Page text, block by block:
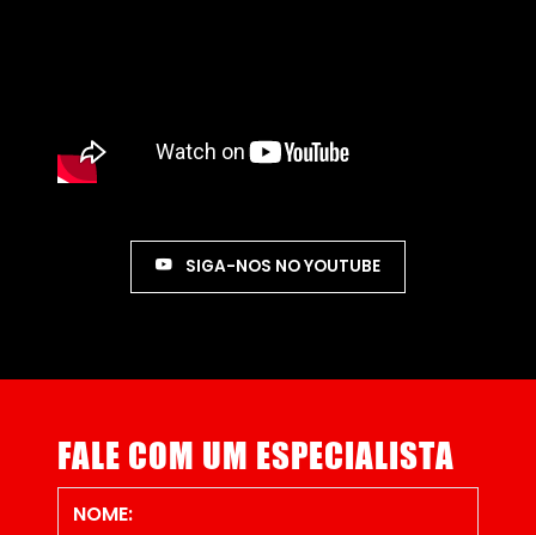
SIGA-NOS NO YOUTUBE
FALE COM UM ESPECIALISTA